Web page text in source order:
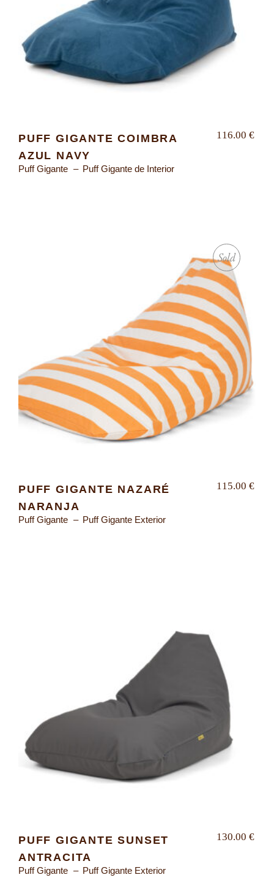
PUFF GIGANTE COIMBRA
AZUL NAVY
Puff Gigante Puff Gigante de Interior
116.00 €
Sold
PUFF GIGANTE NAZARÉ
NARANJA
Puff Gigante Puff Gigante Exterior
115.00 €
PUFF GIGANTE SUNSET
ANTRACITA
Puff Gigante Puff Gigante Exterior
130.00 €